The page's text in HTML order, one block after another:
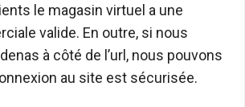
le magasin virtuel a une
valide. En outre, si nous
à côté de l’url, nous pouvons
au site est sécurisée.